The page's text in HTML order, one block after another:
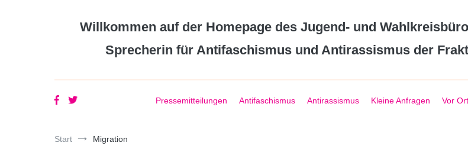
Willkommen auf der Homepage des Jugend- und
Sprecherin für Antifaschismus und Antirassismus der
Pressemitteilungen Antifaschismus Antirassismus Kleine Anfragen Vor Ort
Start Migration